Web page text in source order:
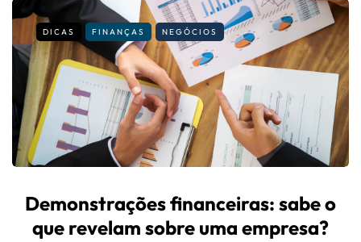
DICAS FINANÇAS NEGÓCIOS
Demonstrações financeiras: sabe o
que revelam sobre uma empresa?